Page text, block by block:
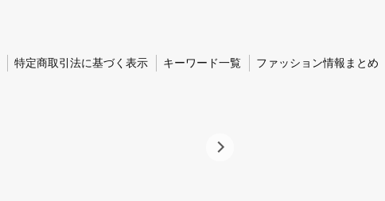
特定商取引法に基づく表示 キーワード一覧 ファッション情報まとめ